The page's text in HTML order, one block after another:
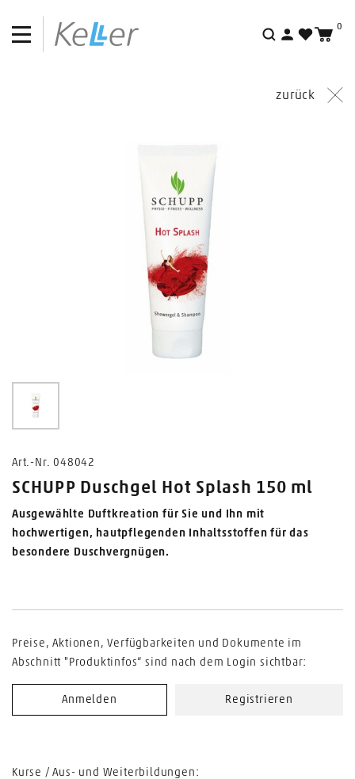
Suche
0
zurück
0
Art.-Nr. 048042
SCHUPP Duschgel Hot Splash 150 ml
Ausgewählte Duftkreation für Sie und Ihn mit
hochwertigen, hautpflegenden Inhaltsstoffen für das
besondere Duschvergnügen.
Preise, Aktionen, Verfügbarkeiten und Dokumente im
Abschnitt "Produktinfos“ sind nach dem Login sichtbar:
Anmelden Registrieren
Kurse / Aus- und Weiterbildungen: